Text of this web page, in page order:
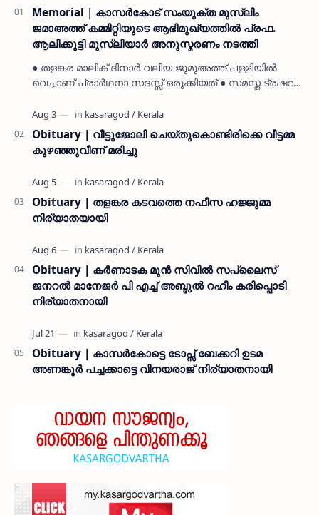
Memorial | കാസർകോട് സംയുക്ത മുസ്ലിം
ജമാഅത്ത് കമ്മിറ്റിയുടെ ആഭിമുഖ്യത്തിൽ പ്രഫ.
ആലിക്കുട്ടി മുസ്ലിയാർ അനുസ്മരണം നടത്തി
● തളങ്കര മാലിക് ദിനാർ വലിയ ജുമുഅത്ത് പള്ളിയിൽ
വെച്ചാണ് പ്രാർഥനാ സദസ്സ് ഒരുക്കിയത് ● സമസ്ത ട്രഷറർ
നൽകി കാസ…
Obituary | വീട്ടുജോലി ചെയ്തുകൊണ്ടിരിക്കെ വീട്ടമ്മ
കുഴഞ്ഞുവീണ് മരിച്ചു
Obituary | തളങ്കര കടവത്തെ നഫീസ ഹജ്ജുമ്മ
നിര്യാതയായി
Obituary | കർണാടക മുൻ സിവില്‍ സപ്ലൈസ്
ജനറൽ മാനേജർ പി എച്ച് അബ്ദുൽ റഹീം കരിപ്പൊടി
നിര്യാതനായി
Obituary | കാസർകോട്ടെ ടോപ്സ് ബേക്കറി ഉടമ
അണങ്കൂർ പച്ചക്കാട്ടെ വിനയരാജ് നിര്യാതനായി